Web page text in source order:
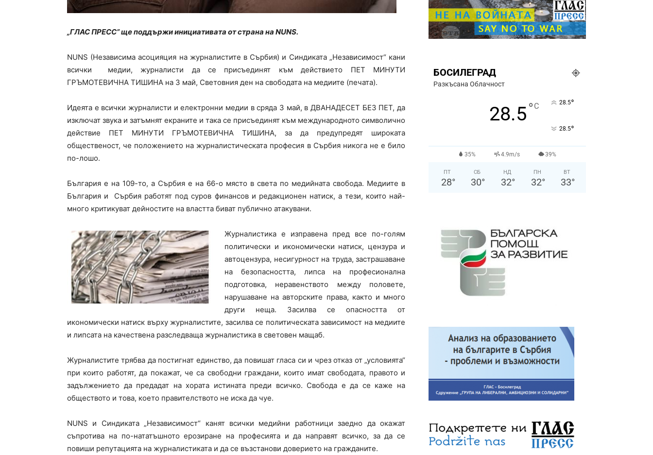
„ГЛАС ПРЕСС” ще поддържи инициативата от страна на NUNS.
NUNS (Независима асоцияция на журналистите в Сърбия) и Синдиката „Независимост“ кани
всички медии, журналисти да се присъединят към действието ПЕТ МИНУТИ
ГРЪМОТЕВИЧНА ТИШИНА на 3 май, Световния ден на свободата на медиите (печата).
Идеята е всички журналисти и електронни медии в сряда 3 май, в ДВАНАДЕСЕТ БЕЗ ПЕТ, да
изключат звука и затъмнят екраните и така се присъединят към международното символично
действие ПЕТ МИНУТИ ГРЪМОТЕВИЧНА ТИШИНА, за да предупредят широката
общественост, че положението на журналистическата професия в Сърбия никога не е било
по-лошо.
България е на 109-то, а Сърбия е на 66-о място в света по медийната свобода. Медиите в
България и Сърбия работят под суров финансов и редакционен натиск, а тези, които най-
много критикуват дейностите на властта биват публично атакувани.
Журналистика е изправена пред все по-голям
политически и икономически натиск, цензура и
автоцензура, несигурност на труда, застрашаване
на безопасността, липса на професионална
подготовка, неравенството между половете,
нарушаване на авторските права, както и много
други неща. Засилва се опасността от
икономически натиск върху журналистите, засилва се политическата зависимост на медиите
и липсата на качествена разследваща журналистика в световен мащаб.
Журналистите трябва да постигнат единство, да повишат гласа си и чрез отказ от „условията“
при които работят, да покажат, че са свободни граждани, които имат свободата, правото и
задължението да предадат на хората истината преди всичко. Свобода е да се каже на
обществото и това, което правителството не иска да чуе.
NUNS и Синдиката „Независимост“ канят всички медийни работници заедно да окажат
съпротива на по-нататъшното ерозиране на професията и да направят всичко, за да се
повиши репутацията на журналистиката и да се възстанови доверието на гражданите.
БОСИЛЕГРАД
Разкъсана Облачност
28.5°C 28.5°
28.5°
35% 4.9m/s 39%
ПТ
28°
СБ
30°
НД
32°
ПН
32°
ВТ
33°